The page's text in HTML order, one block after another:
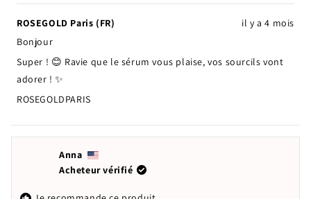
avis
de
était
utile.
ont
voté
avis
de
ont
voté
ROSEGOLD Paris (FR)
il y a 4 mois
Bonjour
Super ! 😊 Ravie que le sérum vous plaise, vos sourcils vont
adorer ! ✨
ROSEGOLDPARIS
Anna
Acheteur vérifié